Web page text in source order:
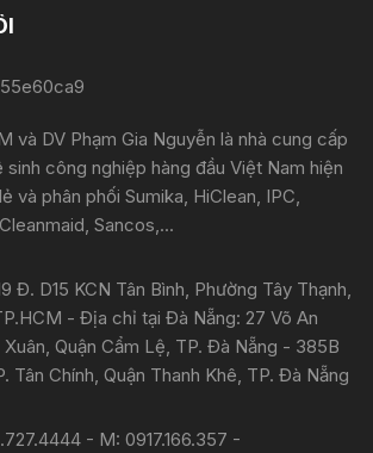
và DV Phạm Gia Nguyễn là nhà cung cấp
công nghiệp hàng đầu Việt Nam hiện
và phân phối Sumika, HiClean, IPC,
Sancos,...
Đ. D15 KCN Tân Bình, Phường Tây Thạnh,
- Địa chỉ tại Đà Nẵng: 27 Võ An
Xuân, Quận Cẩm Lệ, TP. Đà Nẵng - 385B
Tân Chính, Quận Thanh Khê, TP. Đà Nẵng
- M: 0917.166.357 -